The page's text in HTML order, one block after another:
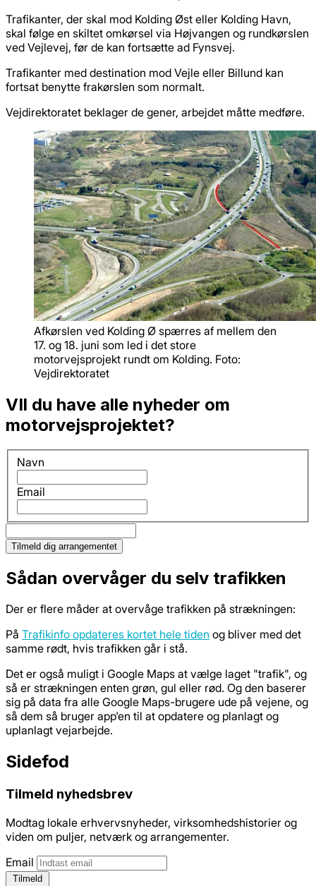
Trafikanter, der skal mod Kolding Øst eller Kolding Havn,
skal følge en skiltet omkørsel via Højvangen og rundkørslen
ved Vejlevej, før de kan fortsætte ad Fynsvej.
Trafikanter med destination mod Vejle eller Billund kan
fortsat benytte frakørslen som normalt.
Vejdirektoratet beklager de gener, arbejdet måtte medføre.
Afkørslen ved Kolding Ø spærres af mellem den
17. og 18. juni som led i det store
motorvejsprojekt rundt om Kolding. Foto:
Vejdirektoratet
VIl du have alle nyheder om
motorvejsprojektet?
Navn
Email
Sådan overvåger du selv trafikken
Der er flere måder at overvåge trafikken på strækningen:
På Trafikinfo opdateres kortet hele tiden og bliver med det
samme rødt, hvis trafikken går i stå.
Det er også muligt i Google Maps at vælge laget "trafik", og
så er strækningen enten grøn, gul eller rød. Og den baserer
sig på data fra alle Google Maps-brugere ude på vejene, og
så dem så bruger app'en til at opdatere og planlagt og
uplanlagt vejarbejde.
Sidefod
Tilmeld nyhedsbrev
Modtag lokale erhvervsnyheder, virksomhedshistorier og
viden om puljer, netværk og arrangementer.
Email
Tilmeld